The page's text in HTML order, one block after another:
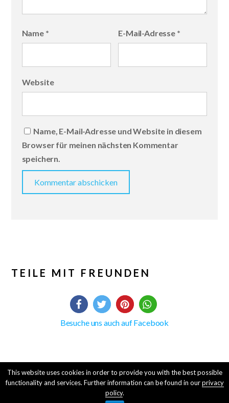
Name * E-Mail-Adresse *
Website
Name, E-Mail-Adresse und Website in diesem
Browser für meinen nächsten Kommentar
speichern.
TEILE MIT FREUNDEN
Besuche uns auch auf Facebook
© 2016-19 Davin Enterprises, CHOUCO - Chillout Cologne
Imprint
This website uses cookies in order to provide you with the best possible
functionality and services. Further information can be found in ourprivacy
policy.